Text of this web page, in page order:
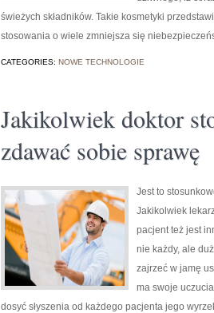
świeżych składników. Takie kosmetyki
stosowania o wiele zmniejsza się
CATEGORIES: NOWE TECHNOLOGIE
Jakikolwiek doktor
zdawać sobie sprawę
Jest to
Jakikolwiek
pacjent też jest
nie każdy, ale
zajrzeć w jamę
ma swoje
dosyć słyszenia od każdego pacjenta jego